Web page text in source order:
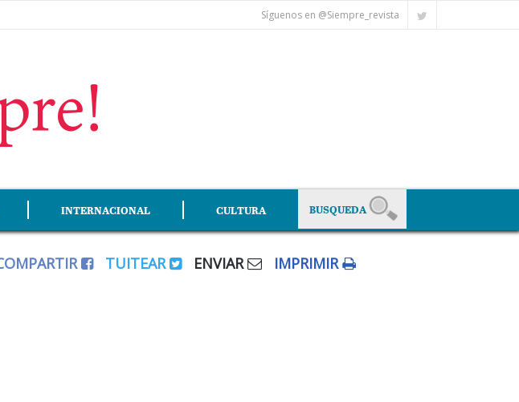
Síguenos en @Siempre_revista
INTERNACIONAL CULTURA
TUITEAR ENVIAR IMPRIMIR